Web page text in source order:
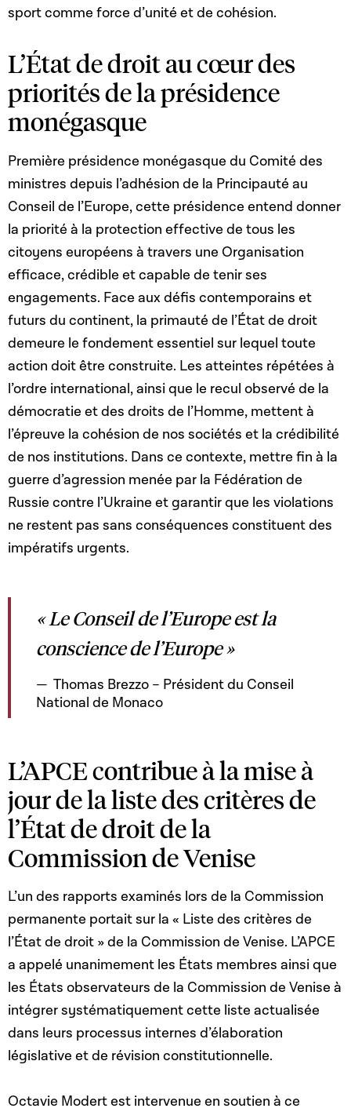
sport comme force d’unité et de cohésion.
L’État de droit au cœur des
priorités de la présidence
monégasque
Première présidence monégasque du Comité des
ministres depuis l’adhésion de la Principauté au
Conseil de l’Europe, cette présidence entend donner
la priorité à la protection effective de tous les
citoyens européens à travers une Organisation
efficace, crédible et capable de tenir ses
engagements. Face aux défis contemporains et
futurs du continent, la primauté de l’État de droit
demeure le fondement essentiel sur lequel toute
action doit être construite. Les atteintes répétées à
l’ordre international, ainsi que le recul observé de la
démocratie et des droits de l’Homme, mettent à
l’épreuve la cohésion de nos sociétés et la crédibilité
de nos institutions. Dans ce contexte, mettre fin à la
guerre d’agression menée par la Fédération de
Russie contre l’Ukraine et garantir que les violations
ne restent pas sans conséquences constituent des
impératifs urgents.
« Le Conseil de l’Europe est la
conscience de l’Europe »
Thomas Brezzo – Président du Conseil
National de Monaco
L’APCE contribue à la mise à
jour de la liste des critères de
l’État de droit de la
Commission de Venise
L’un des rapports examinés lors de la Commission
permanente portait sur la « Liste des critères de
l’État de droit » de la Commission de Venise. L’APCE
a appelé unanimement les États membres ainsi que
les États observateurs de la Commission de Venise à
intégrer systématiquement cette liste actualisée
dans leurs processus internes d’élaboration
législative et de révision constitutionnelle.
Octavie Modert est intervenue en soutien à ce